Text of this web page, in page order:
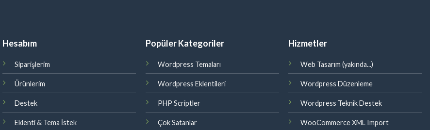
Hesabım
Siparişlerim
Ürünlerim
Destek
Eklenti & Tema İstek
Popüler Kategoriler
Wordpress Temaları
Wordpress Eklentileri
PHP Scriptler
Çok Satanlar
Hizmetler
Web Tasarım (yakında...)
Wordpress Düzenleme
Wordpress Teknik Destek
WooCommerce XML Import